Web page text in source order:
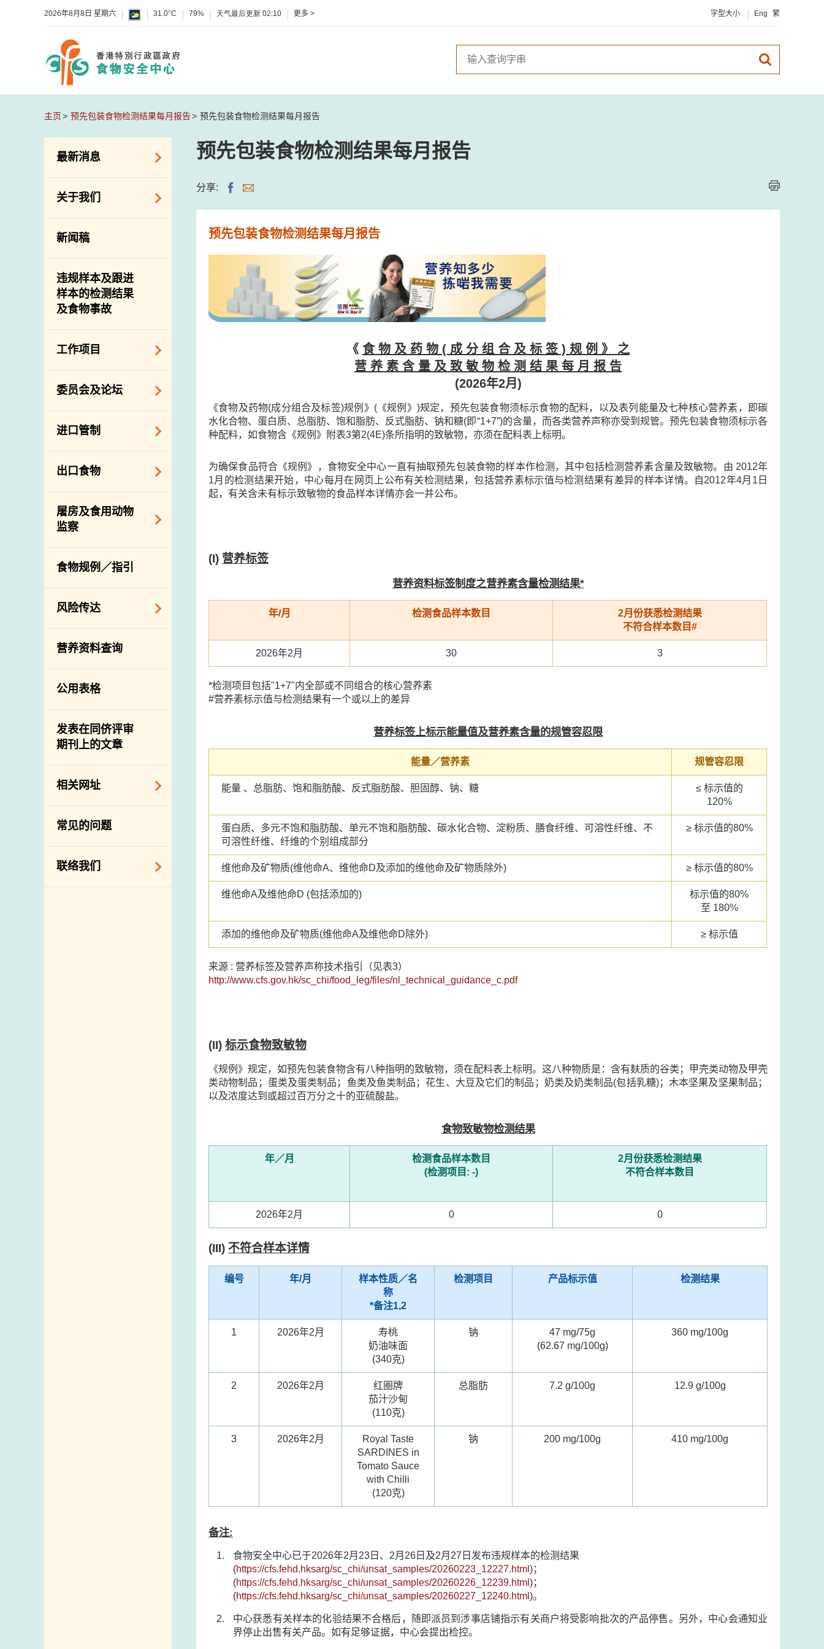
2026年8月8日 星期六 31.0°C 79% 天气最后更新 02:10 更多 > 字型大小 Eng 繁
主页 预先包装食物检测结果每月报告 预先包装食物检测结果每月报告
最新消息
食物警报 / 致敏物
警报
活动
关于我们
组织结构
介绍短片
新闻稿
违规样本及跟进
样本的检测结果
及食物事故
工作项目
降低膳食中的钠和
糖
食物安全重点控制
系统
基因改造食物
资料
食物安全之风险评
估
食物事故应变及管
理
食物消费量调查
总膳食研究
有机食物
高风险食物
抗菌素耐药性
委员会及论坛
食物安全专家委员
会
消费者联系小组
进口管制
食物进口商和食物
分销商登记制度
络内地有关当局
进口食物管制
口检验
出口食物
出口验证
出口食物往内地
出口商及业界的消
息
屠房及食用动物
监察
规管农业化学物及
兽医药物在食用动
物上的使用
屠房及疾病监测
宰前检验
宰后检验
结果
屠房及肉类检验
食物规例／指引
风险传达
主题项目
项目及活动
资讯平台
下载
公开比赛
营养资料查询
公用表格
发表在同侪评审
期刊上的文章
相关网址
相关政府部门／机
构
常见的问题
联络我们
预先包装食物检测结果每月报告
分享:
预先包装食物检测结果每月报告
《 食 物 及 药 物 ( 成 分 组 合 及 标 签 ) 规 例 》 之
营 养 素 含 量 及 致 敏 物 检 测 结 果 每 月 报 告
(2026年2月)
《食物及药物(成分组合及标签)规例》(《规例》)规定，预先包装食物须标示食物的配料，以及表列能量及七种核心营养素，即碳
水化合物、蛋白质、总脂肪、饱和脂肪、反式脂肪、钠和糖(即“1+7”)的含量，而各类营养声称亦受到规管。预先包装食物须标示各
种配料，如食物含《规例》附表3第2(4E)条所指明的致敏物，亦须在配料表上标明。
为确保食品符合《规例》，食物安全中心一直有抽取预先包装食物的样本作检测，其中包括检测营养素含量及致敏物。由 2012年
1月的检测结果开始，中心每月在网页上公布有关检测结果，包括营养素标示值与检测结果有差异的样本详情。自2012年4月1日
起，有关含未有标示致敏物的食品样本详情亦会一并公布。
(I) 营养标签
营养资料标签制度之营养素含量检测结果*
年/月 检测食品样本数目
2月份获悉检测结果
不符合样本数目#
2026年2月 30 3
*检测项目包括"1+7"内全部或不同组合的核心营养素
#营养素标示值与检测结果有一个或以上的差异
营养标签上标示能量值及营养素含量的规管容忍限
能量／营养素 规管容忍限
能量 、总脂肪、饱和脂肪酸、反式脂肪酸、胆固醇、钠、糖
≤ 标示值的
120%
蛋白质、多元不饱和脂肪酸、单元不饱和脂肪酸、碳水化合物、淀粉质、膳食纤维、可溶性纤维、不
可溶性纤维、纤维的个别组成部分
≥ 标示值的80%
维他命及矿物质(维他命A、维他命D及添加的维他命及矿物质除外) ≥ 标示值的80%
维他命A及维他命D (包括添加的)
标示值的80%
至 180%
添加的维他命及矿物质(维他命A及维他命D除外) ≥ 标示值
来源 : 营养标签及营养声称技术指引（见表3）
http://www.cfs.gov.hk/sc_chi/food_leg/files/nl_technical_guidance_c.pdf
(II) 标示食物致敏物
《规例》规定，如预先包装食物含有八种指明的致敏物，须在配料表上标明。这八种物质是：含有麸质的谷类；甲壳类动物及甲壳
类动物制品；蛋类及蛋类制品；鱼类及鱼类制品；花生、大豆及它们的制品；奶类及奶类制品(包括乳糖)；木本坚果及坚果制品；
以及浓度达到或超过百万分之十的亚硫酸盐。
食物致敏物检测结果
年／月
检测食品样本数目
(检测项目: -)
2月份获悉检测结果
不符合样本数目
2026年2月 0 0
(III) 不符合样本详情
编号 年/月
样本性质／名
称
*备注1,2
检测项目 产品标示值 检测结果
1 2026年2月
寿桃
奶油味面
(340克)
钠
47 mg/75g
(62.67 mg/100g)
360 mg/100g
2 2026年2月
红圈牌
茄汁沙甸
(110克)
总脂肪 7.2 g/100g 12.9 g/100g
3 2026年2月
Royal Taste
SARDINES in
Tomato Sauce
with Chilli
(120克)
钠 200 mg/100g 410 mg/100g
备注:
食物安全中心已于2026年2月23日、2月26日及2月27日发布违规样本的检测结果
(https://cfs.fehd.hksarg/sc_chi/unsat_samples/20260223_12227.html )；
(https://cfs.fehd.hksarg/sc_chi/unsat_samples/20260226_12239.html )；
(https://cfs.fehd.hksarg/sc_chi/unsat_samples/20260227_12240.html )。
中心获悉有关样本的化验结果不合格后，随即派员到涉事店铺指示有关商户将受影响批次的产品停售。另外，中心会通知业
界停止出售有关产品。如有足够证据，中心会提出检控。